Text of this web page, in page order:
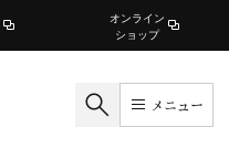
オンライン
ショップ
メニュー